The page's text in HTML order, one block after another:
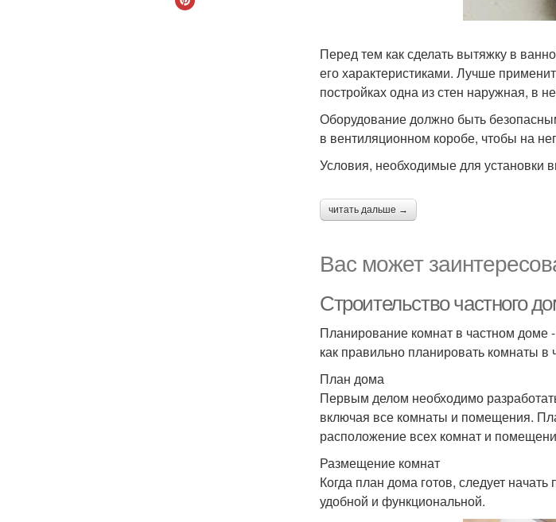
Перед тем как сделать вытяжку в
его характеристиками. Лучше
постройках одна из стен наружная, в
Оборудование должно быть
в вентиляционном коробе, чтобы на
Условия, необходимые для установки
читать дальше →
Вас может
Строительство частного
Планирование комнат в частном доме
как правильно планировать комнаты в
План дома
Первым делом необходимо
включая все комнаты и помещения.
расположение всех комнат и
Размещение комнат
Когда план дома готов, следует
удобной и функциональной.